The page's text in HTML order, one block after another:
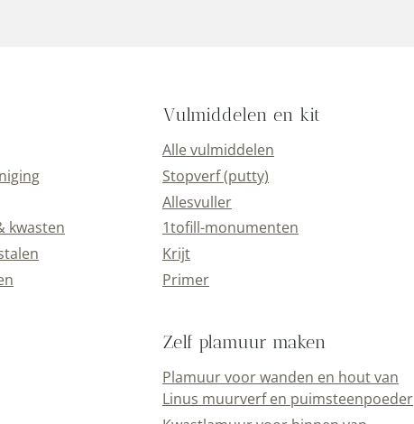
kwasten
Vulmiddelen en kit
Alle vulmiddelen
Stopverf (putty)
Allesvuller
1tofill-monumenten
Krijt
Primer
Zelf plamuur maken
Plamuur voor wanden en hout van
Linus muurverf en puimsteenpoeder